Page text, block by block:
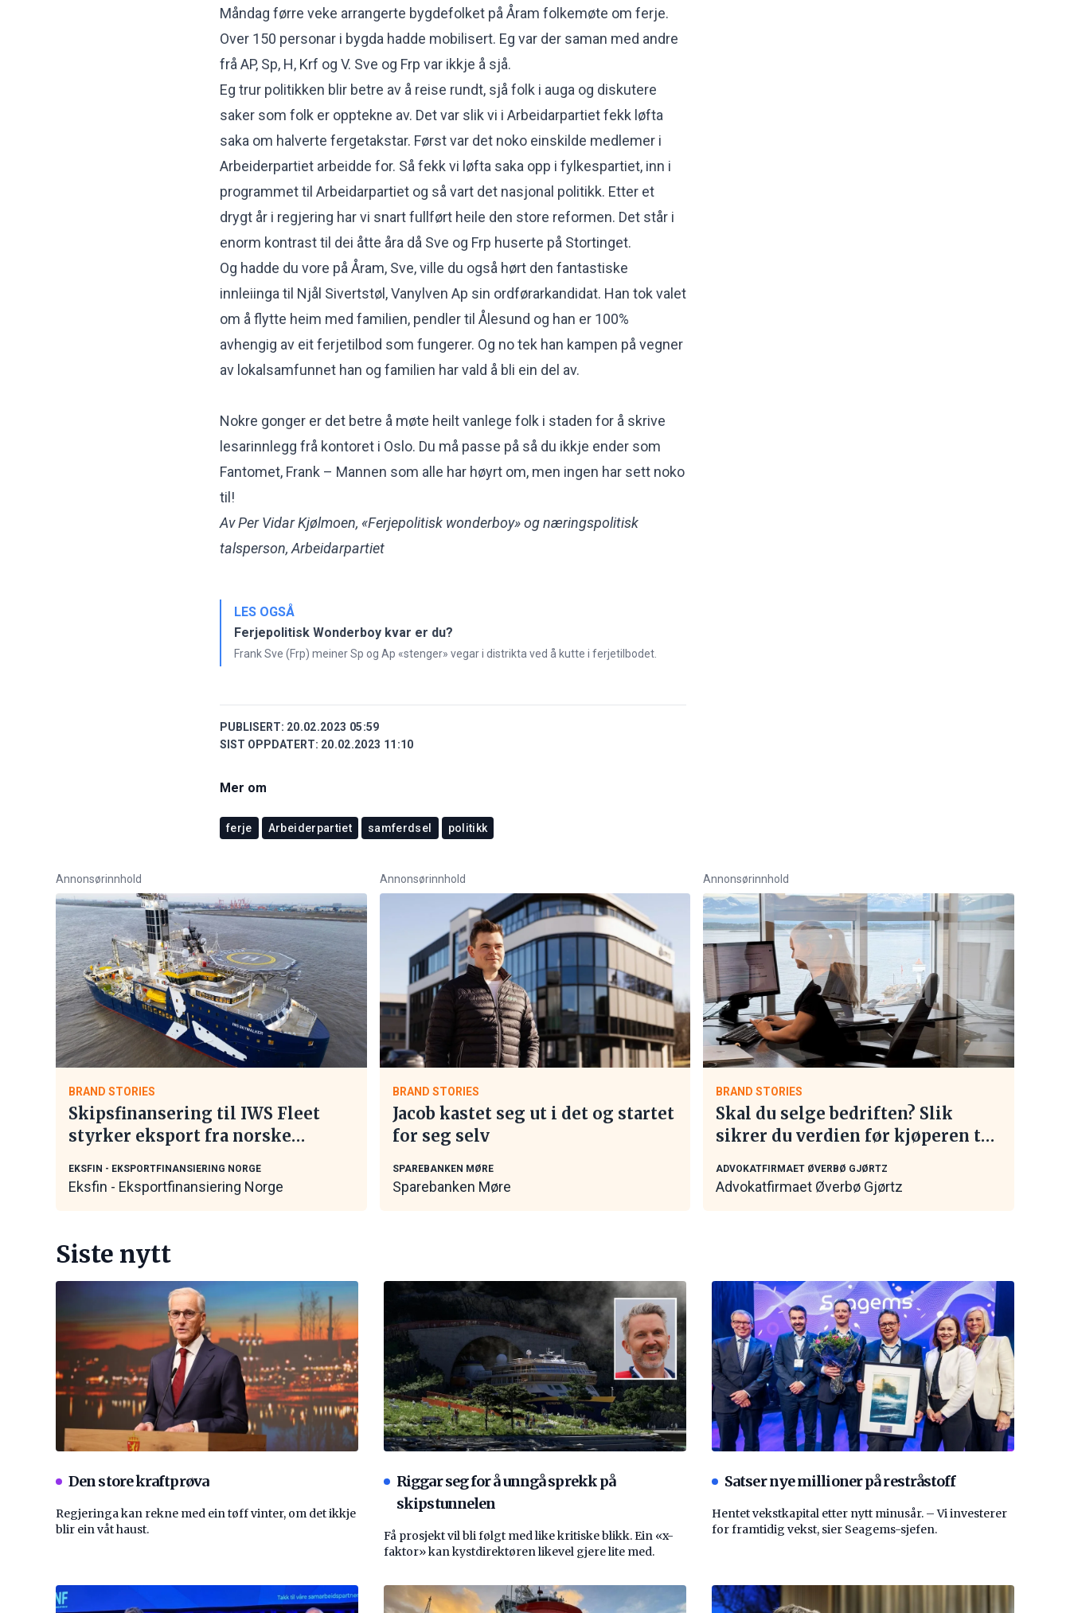
Måndag førre veke arrangerte bygdefolket på Åram folkemøte om ferje.
Over 150 personar i bygda hadde mobilisert. Eg var der saman med andre
frå AP, Sp, H, Krf og V. Sve og Frp var ikkje å sjå.
Eg trur politikken blir betre av å reise rundt, sjå folk i auga og diskutere
saker som folk er opptekne av. Det var slik vi i Arbeidarpartiet fekk løfta
saka om halverte fergetakstar. Først var det noko einskilde medlemer i
Arbeiderpartiet arbeidde for. Så fekk vi løfta saka opp i fylkespartiet, inn i
programmet til Arbeidarpartiet og så vart det nasjonal politikk. Etter et
drygt år i regjering har vi snart fullført heile den store reformen. Det står i
enorm kontrast til dei åtte åra då Sve og Frp huserte på Stortinget.
Og hadde du vore på Åram, Sve, ville du også hørt den fantastiske
innleiinga til Njål Sivertstøl, Vanylven Ap sin ordførarkandidat. Han tok valet
om å flytte heim med familien, pendler til Ålesund og han er 100%
avhengig av eit ferjetilbod som fungerer. Og no tek han kampen på vegner
av lokalsamfunnet han og familien har vald å bli ein del av.
Nokre gonger er det betre å møte heilt vanlege folk i staden for å skrive
lesarinnlegg frå kontoret i Oslo. Du må passe på så du ikkje ender som
Fantomet, Frank – Mannen som alle har høyrt om, men ingen har sett noko
til!
Av Per Vidar Kjølmoen, «Ferjepolitisk wonderboy» og næringspolitisk
talsperson, Arbeidarpartiet
LES OGSÅ
Ferjepolitisk Wonderboy kvar er du?
Frank Sve (Frp) meiner Sp og Ap «stenger» vegar i distrikta ved å kutte i ferjetilbodet.
PUBLISERT: 20.02.2023 05:59
SIST OPPDATERT: 20.02.2023 11:10
Mer om
ferje Arbeiderpartiet samferdsel politikk
Annonsørinnhold
BRAND STORIES
Skipsfinansering til IWS Fleet
styrker eksport fra norske
EKSFIN - EKSPORTFINANSIERING NORGE
Eksfin - Eksportfinansiering Norge
Annonsørinnhold
BRAND STORIES
Jacob kastet seg ut i det og startet
for seg selv
SPAREBANKEN MØRE
Sparebanken Møre
Annonsørinnhold
BRAND STORIES
Skal du selge bedriften? Slik
sikrer du verdien før kjøperen tar
ADVOKATFIRMAET ØVERBØ GJØRTZ
Advokatfirmaet Øverbø Gjørtz
Siste nytt
Den store kraftprøva
Regjeringa kan rekne med ein tøff vinter, om det ikkje
blir ein våt haust.
Riggar seg for å unngå sprekk på
skipstunnelen
Få prosjekt vil bli følgt med like kritiske blikk. Ein «x-
faktor» kan kystdirektøren likevel gjere lite med.
Satser nye millioner på restråstoff
Hentet vekstkapital etter nytt minusår. – Vi investerer
for framtidig vekst, sier Seagems-sjefen.